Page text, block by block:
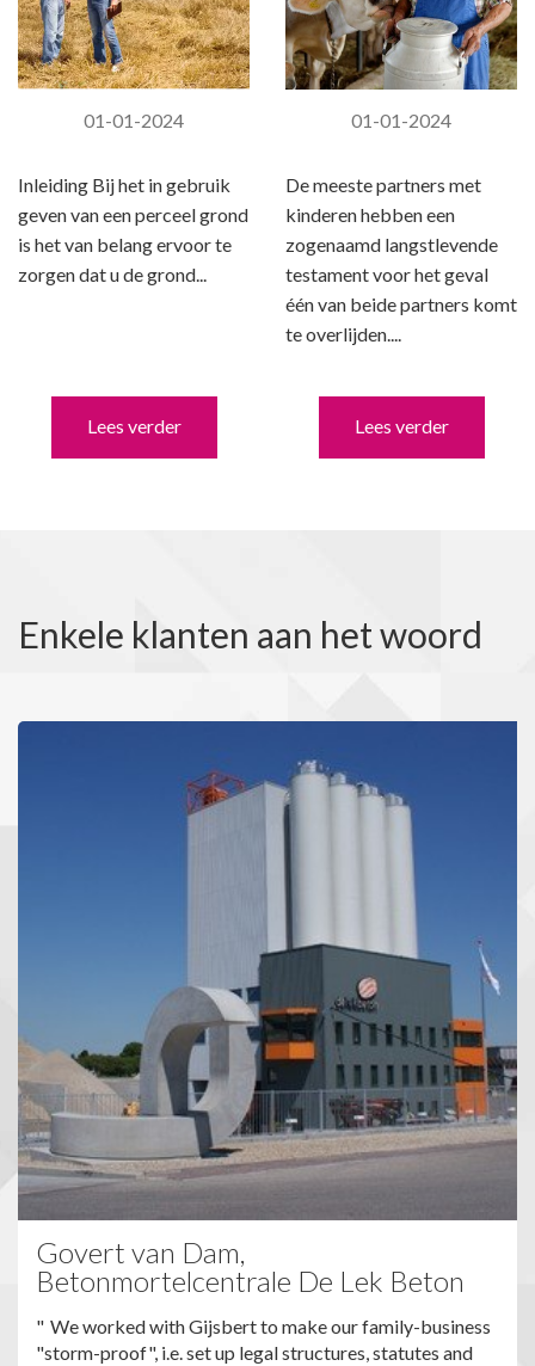
01-01-2024
Inleiding Bij het in gebruik
geven van een perceel grond
is het van belang ervoor te
zorgen dat u de grond...
Lees verder
01-01-2024
De meeste partners met
kinderen hebben een
zogenaamd langstlevende
testament voor het geval
één van beide partners komt
te overlijden....
Lees verder
Enkele klanten aan het woord
Govert van Dam,
Betonmortelcentrale De Lek Beton
We worked with Gijsbert to make our family-business
"storm-proof", i.e. set up legal structures, statutes and